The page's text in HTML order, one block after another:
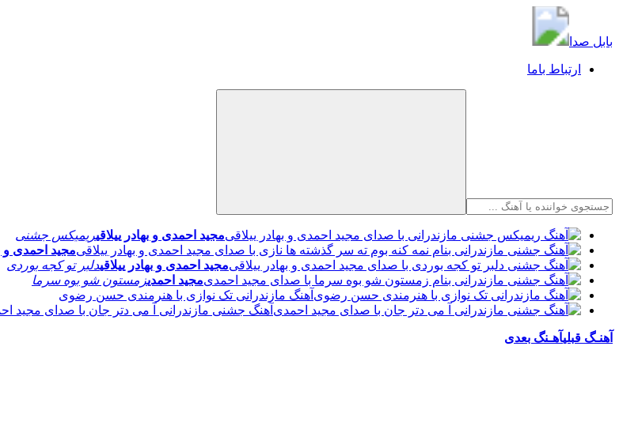
بابل صدا
ارتباط باما
مجید احمدی و بهادر ییلاقیریمیکس جشنی
مجید احمدی و
مجید احمدی و بهادر ییلاقیدلبر تو کجه بوردی
مجید احمدیزمستون شو بوه سرما
آهنگ مازندرانی تک نوازی با هنرمندی حسن رضوی
آهنگ جشنی مازندرانی آ می دتر جان با صدای مجید
آهنـگ قبلیآهـنگ بعدی